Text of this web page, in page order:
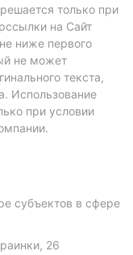
только при
на Сайт
ниже первого
не может
текста,
Использование
при условии
субъектов в сфере
26